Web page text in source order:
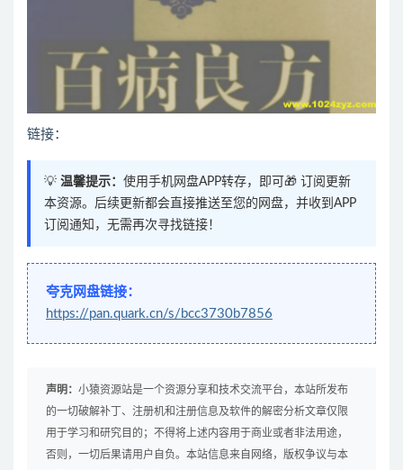
链接：
💡 温馨提示： 使用手机网盘APP转存，即可🎁 订阅更新
本资源。后续更新都会直接推送至您的网盘，并收到APP
订阅通知，无需再次寻找链接！
夸克网盘链接：
https://pan.quark.cn/s/bcc3730b7856
声明： 小猿资源站是一个资源分享和技术交流平台，本站所发布
的一切破解补丁、注册机和注册信息及软件的解密分析文章仅限
用于学习和研究目的；不得将上述内容用于商业或者非法用途，
否则，一切后果请用户自负。本站信息来自网络，版权争议与本